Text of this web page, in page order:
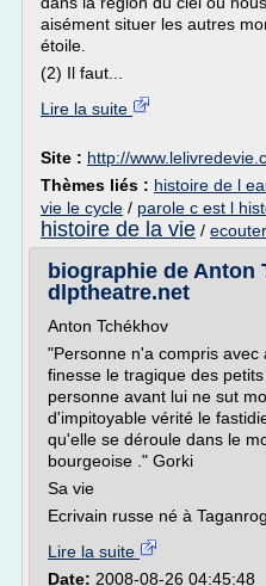
aisément situer les autres
étoile.
(2) Il faut...
Lire la suite
Site : http://
Thèmes liés : histoire de l
vie le cycle / parole c est l
histoire de la vie /
biographie de Anton
dlptheatre.net
Anton Tchékhov
"Personne n'a compris
finesse le tragique des
personne avant lui ne sut
d'impitoyable vérité le
qu'elle se déroule dans le
bourgeoise ." Gorki
Sa vie
Ecrivain russe né à
Lire la suite
Date: 2008-08-26 04:45:48